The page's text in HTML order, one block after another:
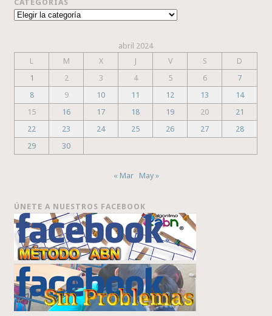
CATEGORÍAS
Categorías
abril 2024
L
M X J V S
D
1
2 3 4 5 6
7
8
9 10 11 12 13
14
15
16 17 18 19 20
21
22
23 24 25 26 27
28
29
30
« Mar May »
ÚNETE A NUESTROS FACEBOOK